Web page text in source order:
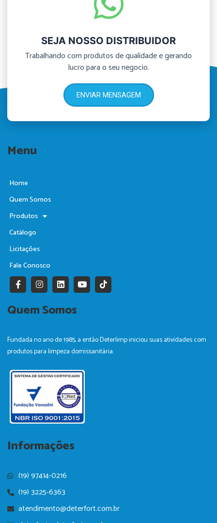
SEJA NOSSO DISTRIBUIDOR
Trabalhando com produtos de qualidade e gerando
lucro para o seu negocio.
ENVIAR MENSAGEM
Menu
Home
Quem Somos
Produtos
Catálogo
Licitações
Fale Conosco
F
a
c
b
k
-
f
I
n
s
a
m
L
i
n
e
Y
o
u
T
i
k
Quem Somos
Fundada no ano de 1985, a então Deterlimp iniciou suas atividades com
produtos para limpeza domissanitária.
Informações
(19) 97414-0216
(19) 3225-6363
atendimento@deterfort.com.br